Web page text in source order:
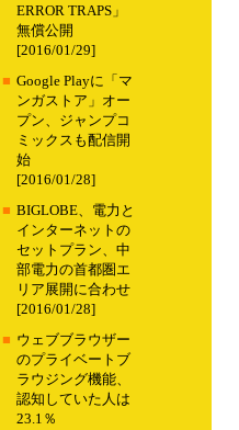
ERROR TRAPS」
無償公開
[2016/01/29]
■ Google Playに「マ
ンガストア」オー
プン、ジャンプコ
ミックスも配信開
始
[2016/01/28]
■ BIGLOBE、電力と
インターネットの
セットプラン、中
部電力の首都圏エ
リア展開に合わせ
[2016/01/28]
■ ウェブブラウザー
のプライベートブ
ラウジング機能、
認知していた人は
23.1％